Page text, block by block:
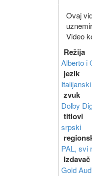
Ovaj
Video
Režija
Alberto i
jezik
Italijanski
zvuk
Dolby
titlovi
srpski
PAL, svi
Gold